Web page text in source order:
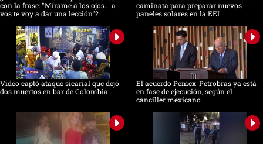
con la frase: "Mírame a los ojos... a
vos te voy a dar una lección"?
caminata para preparar nuevos
paneles solares en la EEI
Video captó ataque sicarial que dejó
dos muertos en bar de Colombia
El acuerdo Pemex-Petrobras ya está
en fase de ejecución, según el
canciller mexicano